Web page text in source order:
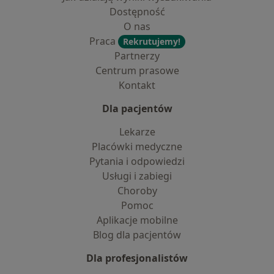
Dostępność
O nas
Praca
Rekrutujemy!
Partnerzy
Centrum prasowe
Kontakt
Dla pacjentów
Lekarze
Placówki medyczne
Pytania i odpowiedzi
Usługi i zabiegi
Choroby
Pomoc
Aplikacje mobilne
Blog dla pacjentów
Dla profesjonalistów